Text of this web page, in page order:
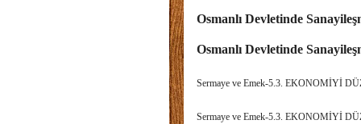
Osmanlı Devletinde
Osmanlı Devletinde
Sermaye ve Emek-5.3. EKONOMİYİ
Sermaye ve Emek-5.3. EKONOMİYİ